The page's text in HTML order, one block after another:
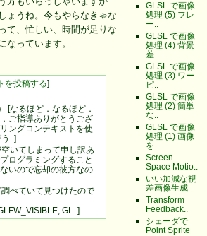
GLSL で画像
処理 (5) フレ
ー..
GLSL で画像
処理 (4) 背景
差..
GLSL で画像
処理 (3) ワー
ピ..
GLSL で画像
処理 (2) 簡単
な..
GLSL で画像
処理 (1) 画像
を..
Screen
Space Motio..
いい加減な視
差画像生成
Transform
Feedback..
シェーダで
Point Sprite
ょうね。今もやらなきゃな
て、忙しい、時間が足りな
なっています。
を投稿する]
[なるほど．なるほど．
ご指導ありがとうござ
ングコンテキストを使
..]
いてしまって申し訳あ
ログラミングすること
いので忘却の彼方なの
べていて見つけたので
GL..]